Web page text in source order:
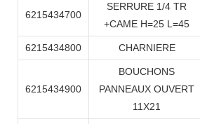
6215434700
SERRURE 1/4 TR
+CAME H=25 L=45
6215434800 CHARNIERE
6215434900
BOUCHONS
PANNEAUX OUVERT
11X21